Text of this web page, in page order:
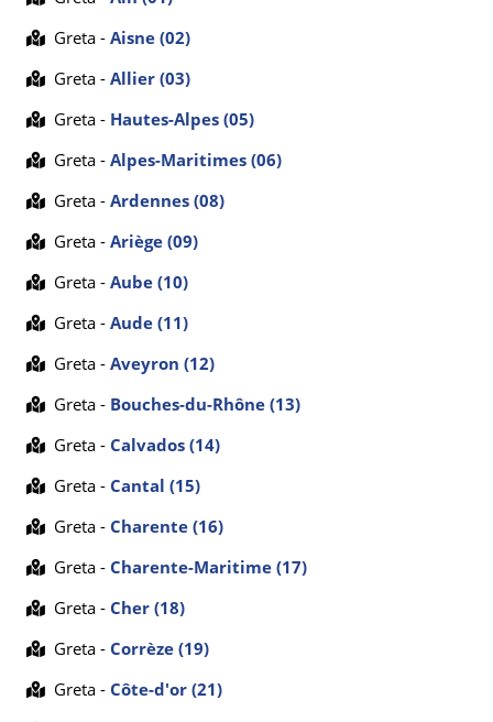
Greta - Aisne (02)
Greta - Allier (03)
Greta - Hautes-Alpes (05)
Greta - Alpes-Maritimes (06)
Greta - Ardennes (08)
Greta - Ariège (09)
Greta - Aube (10)
Greta - Aude (11)
Greta - Aveyron (12)
Greta - Bouches-du-Rhône (13)
Greta - Calvados (14)
Greta - Cantal (15)
Greta - Charente (16)
Greta - Charente-Maritime (17)
Greta - Cher (18)
Greta - Corrèze (19)
Greta - Côte-d'or (21)